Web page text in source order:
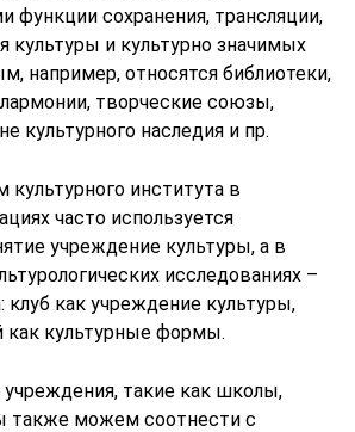
сохранения, трансляции,
культуры и культурно значимых
например, относятся библиотеки,
творческие союзы,
культурного наследия и пр.
культурного института в
часто используется
учреждение культуры, а в
исследованиях –
клуб как учреждение культуры,
как культурные формы.
такие как школы,
также можем соотнести с